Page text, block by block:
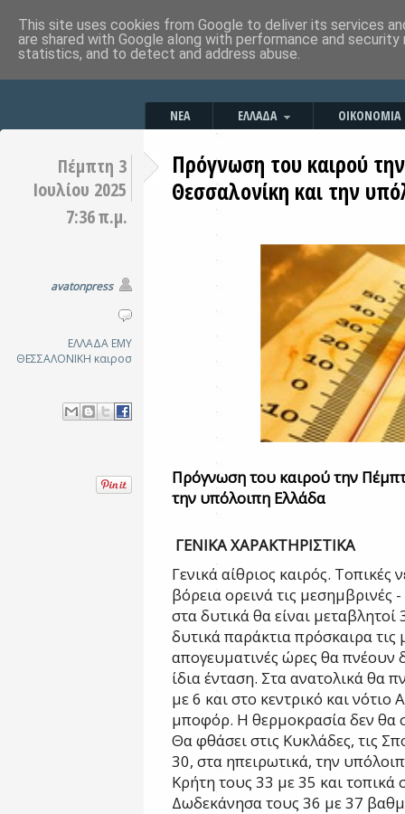
ΝΕΑ ΕΛΛΑΔΑ ΟΙΚΟΝΟΜΙΑ
Πέμπτη 3
Ιουλίου 2025
7:36 π.μ.
avatonpress
ΕΛΛΑΔΑ ΕΜΥ
ΘΕΣΣΑΛΟΝΙΚΗ καιροσ
Πρόγνωση του καιρού
Θεσσαλονίκη και την
Πρόγνωση του καιρού την
την υπόλοιπη Ελλάδα
ΓΕΝΙΚΑ ΧΑΡΑΚΤΗΡΙΣΤΙΚΑ
Γενικά αίθριος καιρός. Τοπικές
βόρειαορεινά τις μεσημβρινές
στα δυτικά θα είναι
δυτικά παράκτια πρόσκαιρα τις
απογευματινές ώρες θα πνέουν
ίδια ένταση. Σταανατολικά θα
με 6 και στο κεντρικό και νότιο
μποφόρ. Η θερμοκρασία δεν θα
Θα φθάσει στις Κυκλάδες, τις
30, στα ηπειρωτικά, την
Κρήτη τους 33 με 35 καιτοπικά
Δωδεκάνησα τους 36 με 37
This site uses cookies from Google to deliver its services
are shared with Google along with performance and
statistics, and to detect and address abuse.